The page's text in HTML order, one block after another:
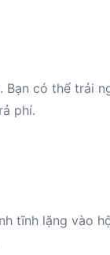
có thể trải
phí.
tĩnh lặng vào